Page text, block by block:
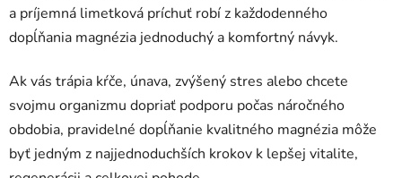
a príjemná limetková príchuť robí z každodenného
dopĺňania magnézia jednoduchý a komfortný návyk.
Ak vás trápia kŕče, únava, zvýšený stres alebo chcete
svojmu organizmu dopriať podporu počas náročného
obdobia, pravidelné dopĺňanie kvalitného magnézia môže
byť jedným z najjednoduchších krokov k lepšej vitalite,